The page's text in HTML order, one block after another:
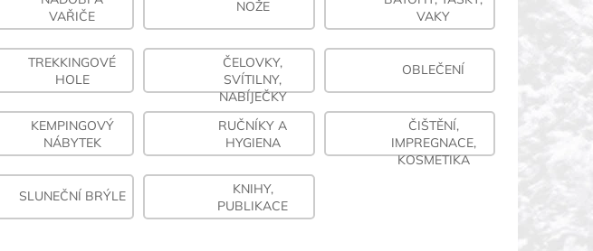
VAŘIČE
NOŽE
VAKY
TREKKINGOVÉ
HOLE
ČELOVKY,
SVÍTILNY,
NABÍJEČKY
OBLEČENÍ
KEMPINGOVÝ
NÁBYTEK
RUČNÍKY A
HYGIENA
ČIŠTĚNÍ,
IMPREGNACE,
KOSMETIKA
SLUNEČNÍ BRÝLE
KNIHY,
PUBLIKACE